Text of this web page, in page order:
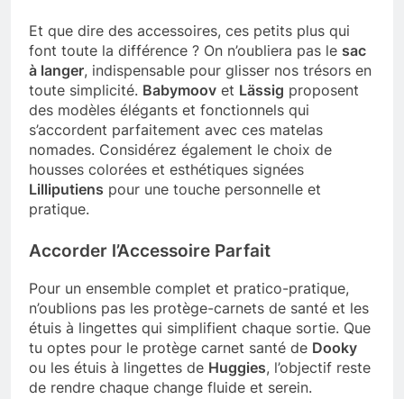
Et que dire des accessoires, ces petits plus qui
font toute la différence ? On n’oubliera pas le sac
à langer, indispensable pour glisser nos trésors en
toute simplicité. Babymoov et Lässig proposent
des modèles élégants et fonctionnels qui
s’accordent parfaitement avec ces matelas
nomades. Considérez également le choix de
housses colorées et esthétiques signées
Lilliputiens pour une touche personnelle et
pratique.
Accorder l’Accessoire Parfait
Pour un ensemble complet et pratico-pratique,
n’oublions pas les protège-carnets de santé et les
étuis à lingettes qui simplifient chaque sortie. Que
tu optes pour le protège carnet santé de Dooky
ou les étuis à lingettes de Huggies, l’objectif reste
de rendre chaque change fluide et serein.